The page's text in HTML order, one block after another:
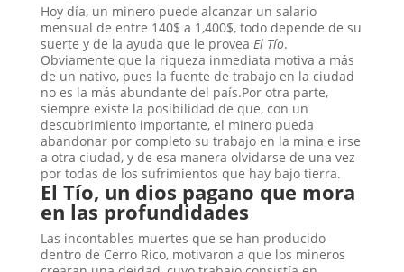
Hoy día, un minero puede alcanzar un salario
mensual de entre 140$ a 1,400$, todo depende de su
suerte y de la ayuda que le provea El Tío.
Obviamente que la riqueza inmediata motiva a más
de un nativo, pues la fuente de trabajo en la ciudad
no es la más abundante del país.Por otra parte,
siempre existe la posibilidad de que, con un
descubrimiento importante, el minero pueda
abandonar por completo su trabajo en la mina e irse
a otra ciudad, y de esa manera olvidarse de una vez
por todas de los sufrimientos que hay bajo tierra.
El Tío, un dios pagano que mora
en las profundidades
Las incontables muertes que se han producido
dentro de Cerro Rico, motivaron a que los mineros